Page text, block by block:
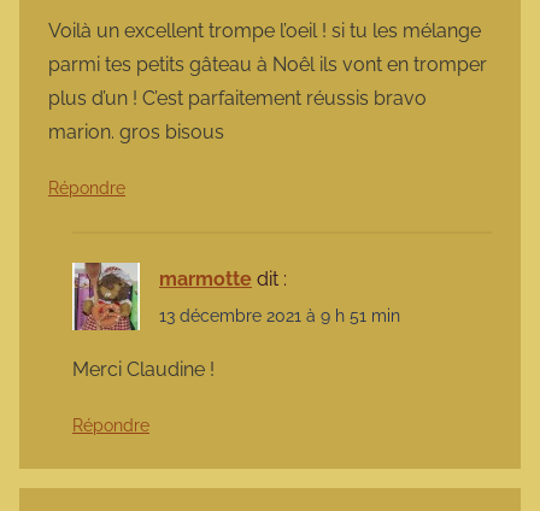
Voilà un excellent trompe l’oeil ! si tu les mélange
parmi tes petits gâteau à Noêl ils vont en tromper
plus d’un ! C’est parfaitement réussis bravo
marion. gros bisous
Répondre
marmotte dit :
13 décembre 2021 à 9 h 51 min
Merci Claudine !
Répondre